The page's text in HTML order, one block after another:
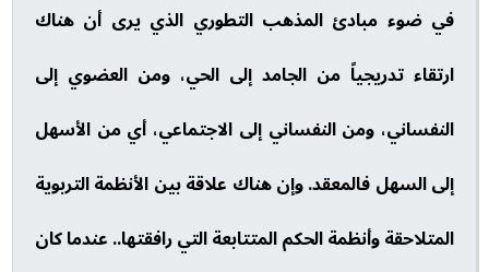
في ضوء مبادئ المذهب التطوري الذي يرى أن هناك
ارتقاء تدريجياً من الجامد إلى الحي، ومن العضوي إلى
النفساني، ومن النفساني إلى الاجتماعي، أي من الأسهل
إلى السهل فالمعقد. وإن هناك علاقة بين الأنظمة التربوية
المتلاحقة وأنظمة الحكم المتتابعة التي رافقتها.. عندما كان